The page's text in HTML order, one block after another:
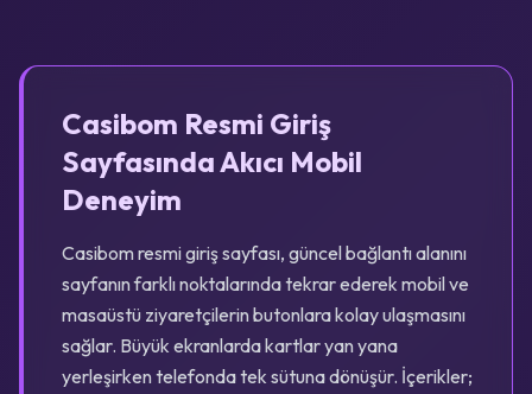
Casibom Resmi Giriş
Sayfasında Akıcı Mobil
Deneyim
Casibom resmi giriş sayfası, güncel bağlantı alanını
sayfanın farklı noktalarında tekrar ederek mobil ve
masaüstü ziyaretçilerin butonlara kolay ulaşmasını
sağlar. Büyük ekranlarda kartlar yan yana
yerleşirken telefonda tek sütuna dönüşür. İçerikler;